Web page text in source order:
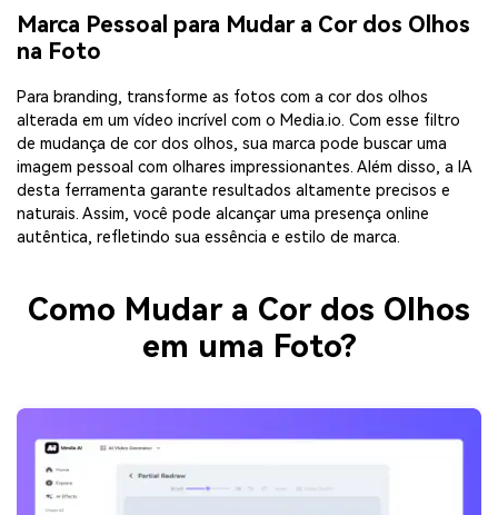
Marca Pessoal para Mudar a Cor dos Olhos
na Foto
Para branding, transforme as fotos com a cor dos olhos
alterada em um vídeo incrível com o Media.io. Com esse filtro
de mudança de cor dos olhos, sua marca pode buscar uma
imagem pessoal com olhares impressionantes. Além disso, a IA
desta ferramenta garante resultados altamente precisos e
naturais. Assim, você pode alcançar uma presença online
autêntica, refletindo sua essência e estilo de marca.
Como Mudar a Cor dos Olhos
em uma Foto?